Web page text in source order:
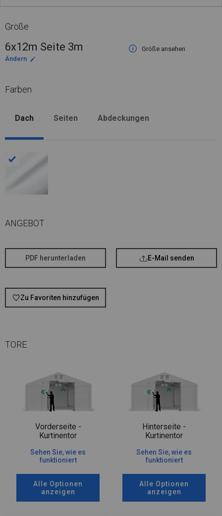
Größe
6x12m Seite 3m
Größe ansehen
Ändern
Farben
Dach Seiten Abdeckungen
ANGEBOT
PDF herunterladen E-Mail senden
Zu Favoriten hinzufügen
TORE
Vorderseite -
Kurtinentor
Sehen Sie, wie es
funktioniert
Alle Optionen
anzeigen
Hinterseite -
Kurtinentor
Sehen Sie, wie es
funktioniert
Alle Optionen
anzeigen